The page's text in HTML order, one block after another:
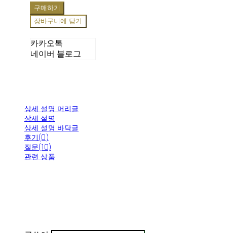
구매하기
장바구니에 담기
카카오톡
네이버 블로그
상세 설명 머리글
상세 설명
상세 설명 바닥글
후기(0)
질문(10)
관련 상품